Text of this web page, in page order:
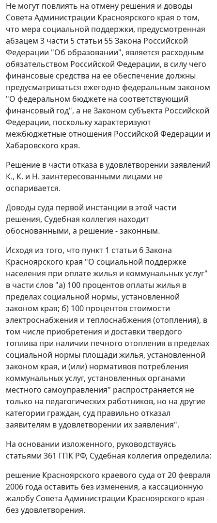
Не могут повлиять на отмену решения и доводы
Совета Администрации Красноярского края о том,
что мера социальной поддержки, предусмотренная
абзацем 3 части 5 статьи 55 Закона Российской
Федерации "Об образовании", является расходным
обязательством Российской Федерации, в силу чего
финансовые средства на ее обеспечение должны
предусматриваться ежегодно федеральным законом
"О федеральном бюджете на соответствующий
финансовый год", а не Законом субъекта Российской
Федерации, поскольку характеризуют
межбюджетные отношения Российской Федерации и
Хабаровского края.
Решение в части отказа в удовлетворении заявлений
К., К. и Н. заинтересованными лицами не
оспаривается.
Доводы суда первой инстанции в этой части
решения, Судебная коллегия находит
обоснованными, а решение - законным.
Исходя из того, что пункт 1 статьи 6 Закона
Красноярского края "О социальной поддержке
населения при оплате жилья и коммунальных услуг"
в части слов "а) 100 процентов оплаты жилья в
пределах социальной нормы, установленной
законом края; б) 100 процентов стоимости
электроснабжения и теплоснабжения (отопления), в
том числе приобретения и доставки твердого
топлива при наличии печного отопления в пределах
социальной нормы площади жилья, установленной
законом края, и (или) нормативов потребления
коммунальных услуг, установленных органами
местного самоуправления" распространяется не
только на педагогических работников, но на другие
категории граждан, суд правильно отказал
заявителям в удовлетворении их заявления".
На основании изложенного, руководствуясь
статьями 361 ГПК РФ, Судебная коллегия определила:
решение Красноярского краевого суда от 20 февраля
2006 года оставить без изменения, а кассационную
жалобу Совета Администрации Красноярского края -
без удовлетворения.